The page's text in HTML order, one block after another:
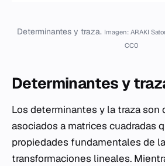
Determinantes y traza. Imagen: ARAKI
CC0
Determinantes y
Los determinantes y la traza son
asociados a matrices cuadradas
propiedades fundamentales de
transformaciones lineales.